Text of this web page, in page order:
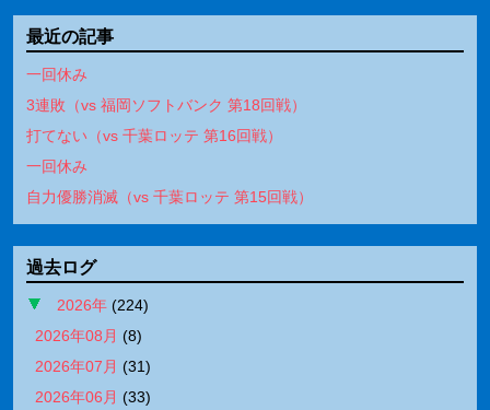
最近の記事
一回休み
3連敗（vs 福岡ソフトバンク 第18回戦）
打てない（vs 千葉ロッテ 第16回戦）
一回休み
自力優勝消滅（vs 千葉ロッテ 第15回戦）
過去ログ
2026年 (224)
2026年08月 (8)
2026年07月 (31)
2026年06月 (33)